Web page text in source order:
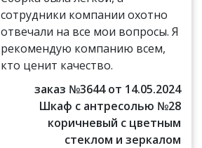
сотрудники компании охотно
отвечали на все мои вопросы. Я
рекомендую компанию всем,
кто ценит качество.
заказ №3644 от 14.05.2024
Шкаф с антресолью №28
коричневый с цветным
стеклом и зеркалом